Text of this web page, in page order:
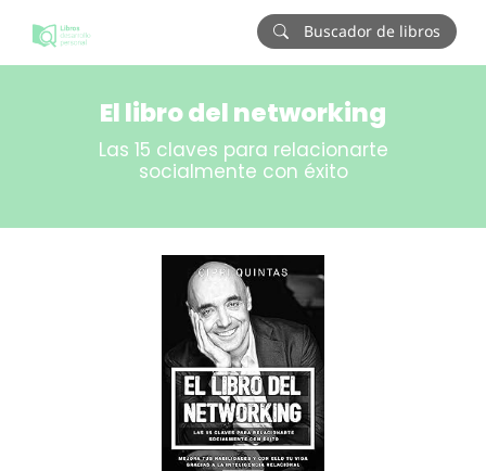
Buscador de libros
El libro del networking
Las 15 claves para relacionarte
socialmente con éxito